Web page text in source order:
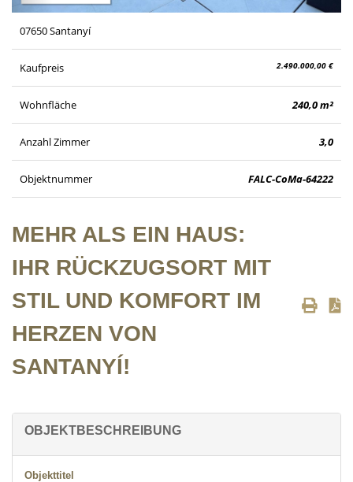
07650 Santanyí
Kaufpreis 2.490.000,00 €
Wohnfläche 240,0 m²
Anzahl Zimmer 3,0
Objektnummer FALC-CoMa-64222
MEHR ALS EIN HAUS:
IHR RÜCKZUGSORT MIT
STIL UND KOMFORT IM
HERZEN VON
SANTANYÍ!
OBJEKTBESCHREIBUNG
Objekttitel